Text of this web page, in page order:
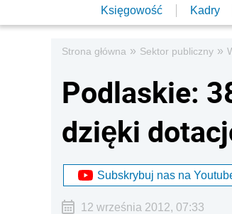
Księgowość Kadry
Strona główna » Sektor publiczny »
Podlaskie:
dzięki
Subskrybuj nas na
12 września 2012, 07:33